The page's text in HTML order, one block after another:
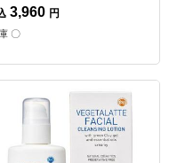
3,960 円
〇